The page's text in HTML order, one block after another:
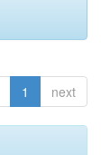
1 next